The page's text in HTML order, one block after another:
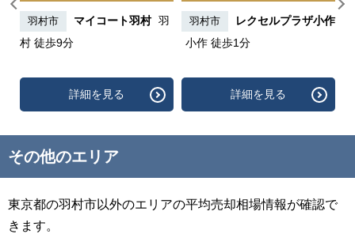
羽村市 マイコート羽村 羽
村 徒歩9分
詳細を見る
羽村市
レクセルプラザ小作
小作 徒歩1分
詳細を見る
その他のエリア
東京都の羽村市以外のエリアの平均売却相場情報が確認で
きます。